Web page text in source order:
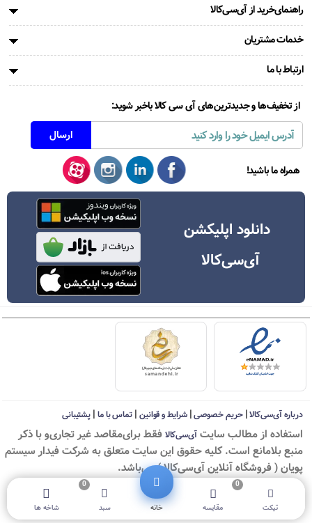
راهنمای‌خرید از آی‌سی‌کالا
خدمات مشتریان
ارتباط با ما
از تخفیف‌ها و جدیدترین‌های آی سی کالا باخبر شوید:
همراه ما باشید!
دانلود اپلیکشن
آی‌سی‌کالا
درباره آی‌سی‌کالا|حریم خصوصی|شرایط و قوانین | تماس با ما| پشتیبانی
استفاده از مطالب سايت آی‌سی‌کالا فقط برای‌مقاصد غیر تجاری‌و با ذکر
منبع بلامانع است. کليه حقوق اين سايت متعلق به شرکت فیدار سیستم
پویان ( فروشگاه آنلاین آی‌سی‌کالا ) می‌باشد.
تیکت مقایسه
0
خانه سبد
0
شاخه ها